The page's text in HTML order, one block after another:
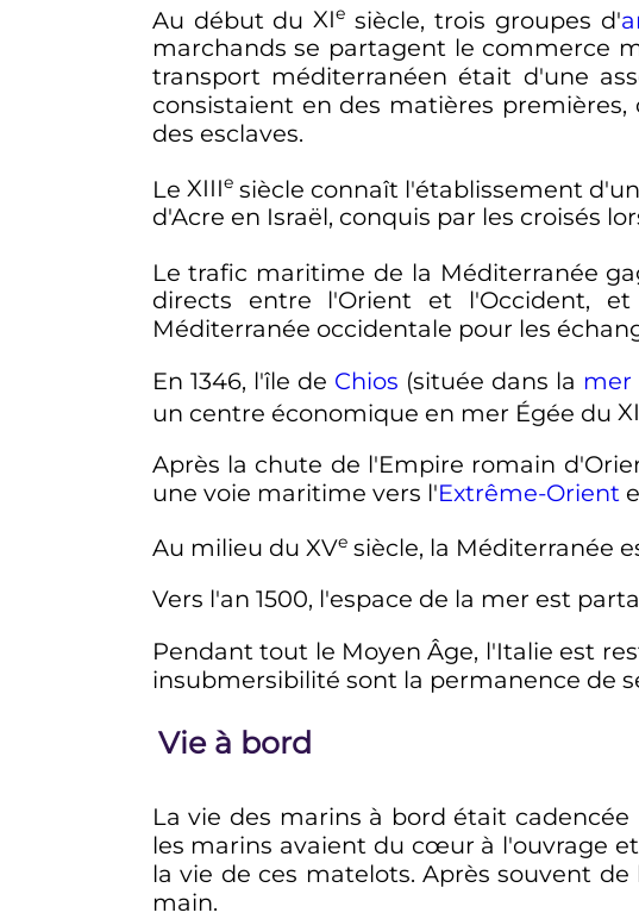
Au début duXIe siècle, trois groupes d'
marchands se partagent le commerce
transport méditerranéen était d'une
consistaient en des matières
des esclaves.
Le XIIIe siècle connaît l'établissement
d'Acre en Israël, conquis par les croisés
Le trafic maritime de la Méditerranée
directs entre l'Orient et l'Occident,
Méditerranée occidentale pour les
En 1346, l'île de Chios (située dans la mer
un centre économique en mer Égée du
Après la chute de l'Empire romain
une voie maritime vers l'Extrême-Orient
Au milieu du XVe siècle, la Méditerranée
Vers l'an 1500, l'espace de la mer est
Pendant tout le Moyen Âge, l'Italie est
insubmersibilité sont la permanence de
Vie à bord
La vie des marins à bord était
les marins avaient du cœur à l'ouvrage
la vie de ces matelots. Après souvent
main.